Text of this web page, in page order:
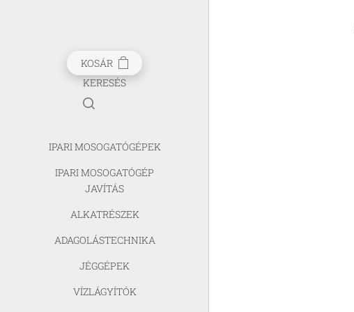
KOSÁR
KERESÉS
IPARI MOSOGATÓGÉPEK
IPARI MOSOGATÓGÉP
JAVÍTÁS
ALKATRÉSZEK
ADAGOLÁSTECHNIKA
JÉGGÉPEK
VÍZLÁGYÍTÓK